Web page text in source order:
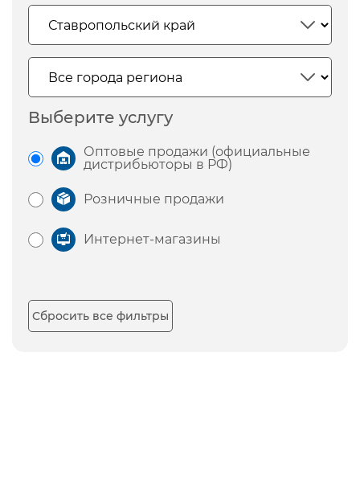
Выберите услугу
Оптовые продажи (официальные
дистрибьюторы в РФ)
Розничные продажи
Интернет-магазины
Сбросить все фильтры